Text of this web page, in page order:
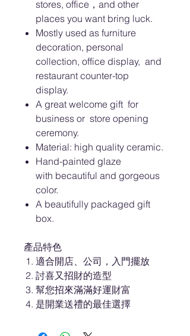
stores, office，and other
places you want bring luck.
Mostly used as furniture
decoration, personal
collection, office display, and
restaurant counter-top
display.
A great welcome gift for
business or store opening
ceremony.
Material: high quality ceramic.
Hand-painted glaze
with becautiful and gorgeous
color.
A beautifully packaged gift
box.
產品特色
適合開店、公司，入門擺放
討喜又招財的造型
幫您招來滿滿好運財富
是開業送禮的最佳選擇